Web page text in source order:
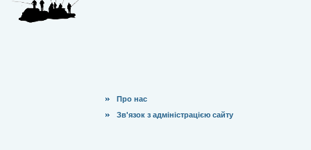
Про нас
Зв'язок з адміністрацією сайту